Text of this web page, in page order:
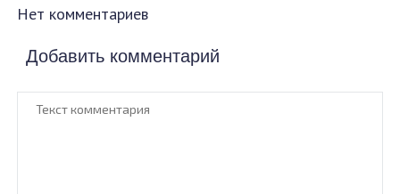
Нет комментариев
Добавить комментарий